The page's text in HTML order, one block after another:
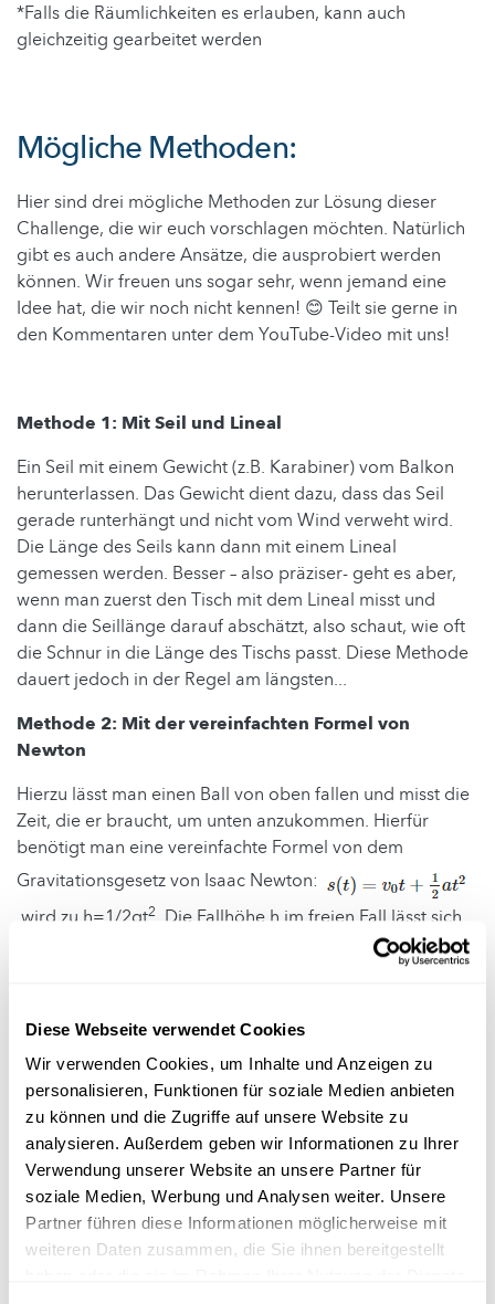
Diese Webseite verwendet Cookies
Wir verwenden Cookies, um Inhalte und Anzeigen zu
personalisieren, Funktionen für soziale Medien anbieten
zu können und die Zugriffe auf unsere Website zu
analysieren. Außerdem geben wir Informationen zu Ihrer
Verwendung unserer Website an unsere Partner für
soziale Medien, Werbung und Analysen weiter. Unsere
Partner führen diese Informationen möglicherweise mit
weiteren Daten zusammen, die Sie ihnen bereitgestellt
*Falls die Räumlichkeiten es erlauben, kann auch
gleichzeitig gearbeitet werden
Mögliche Methoden:
Hier sind drei mögliche Methoden zur Lösung dieser
Challenge, die wir euch vorschlagen möchten. Natürlich
gibt es auch andere Ansätze, die ausprobiert werden
können. Wir freuen uns sogar sehr, wenn jemand eine
Idee hat, die wir noch nicht kennen! 😊 Teilt sie gerne in
den Kommentaren unter dem YouTube-Video mit uns!
Methode 1: Mit Seil und Lineal
Ein Seil mit einem Gewicht (z.B. Karabiner) vom Balkon
herunterlassen. Das Gewicht dient dazu, dass das Seil
gerade runterhängt und nicht vom Wind verweht wird.
Die Länge des Seils kann dann mit einem Lineal
gemessen werden. Besser – also präziser- geht es aber,
wenn man zuerst den Tisch mit dem Lineal misst und
dann die Seillänge darauf abschätzt, also schaut, wie oft
die Schnur in die Länge des Tischs passt. Diese Methode
dauert jedoch in der Regel am längsten...
Methode 2: Mit der vereinfachten Formel von
Newton
Hierzu lässt man einen Ball von oben fallen und misst die
Zeit, die er braucht, um unten anzukommen. Hierfür
benötigt man eine vereinfachte Formel von dem
Gravitationsgesetz von Isaac Newton:
wird zu h=1/2gt2
. Die Fallhöhe h im freien Fall lässt sich
mit der Formel h=1/2gt2 berechnen, wobei t die Zeit ist,
die seit Beginn des freien Falls vergangen ist. Der
Zehntelsekunden in der Zeitmessung große Unterschiede
Wert zu erhalten, sollte man mehrmals die Zeit des Falls
stoppen und davon dann den Durchschnitt nehmen. Auch
sollte man bedenken, dass der Schall des Aufpralls am
Boden noch einige hundertstel Sekunden braucht, um
wieder oben bei der Person anzukommen, die dann erst
die Zeit stoppt. Die Zeit wird also sehr leicht zu lange
eingeschätzt, was auch wiederum einen relativ großen
Einfluss auf das Resultat hat.